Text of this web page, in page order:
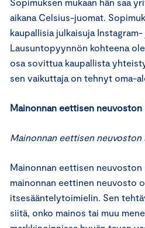
aikana Celsius-juomat.
kaupallisia julkaisuja
Lausuntopyynnön kohteena
osa sovittua kaupallista
sen vaikuttaja on tehnyt oma-
Mainonnan eettisen neuvoston
Mainonnan eettisen neuvoston
Mainonnan eettisen neuvoston
mainonnan eettinen neuvosto
itsesääntelytoimielin. Sen
siitä, onko mainos tai muu